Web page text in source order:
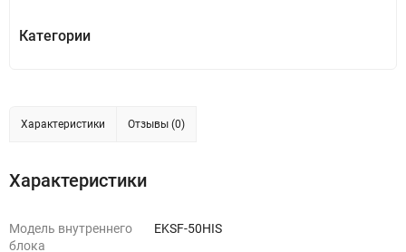
Категории
Характеристики Отзывы (0)
Характеристики
Модель внутреннего
блока
EKSF-50HIS